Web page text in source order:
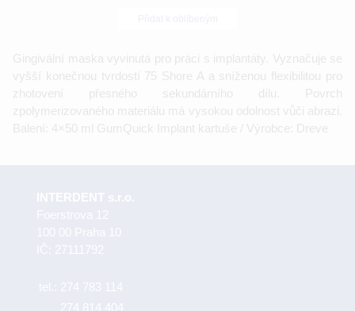
Gingivální maska vyvinutá pro práci s implantáty. Vyznačuje se
vyšší konečnou tvrdostí 75 Shore A a sníženou flexibilitou pro
zhotovení přesného sekundárního dílu. Povrch
zpolymerizovaného materiálu má vysokou odolnost vůči abrazi.
Balení: 4×50 ml GumQuick Implant kartuše / Výrobce: Dreve